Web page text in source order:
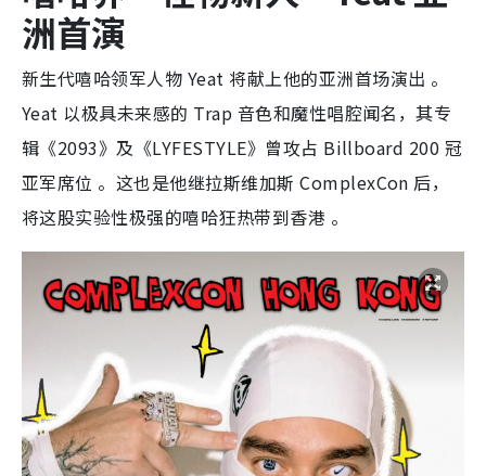
洲首演
新生代嘻哈领军人物 Yeat 将献上他的亚洲首场演出 。
Yeat 以极具未来感的 Trap 音色和魔性唱腔闻名，其专
辑《2093》及《LYFESTYLE》曾攻占 Billboard 200 冠
亚军席位 。这也是他继拉斯维加斯 ComplexCon 后，
将这股实验性极强的嘻哈狂热带到香港 。